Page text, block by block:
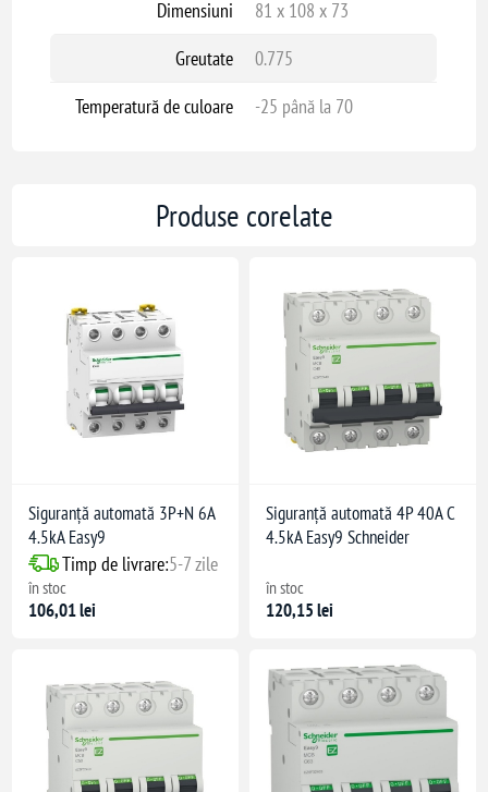
Dimensiuni
81 x 108 x 73
Greutate
0.775
Temperatură de culoare
-25 până la 70
Produse corelate
Siguranță automată 3P+N 6A
4.5kA Easy9
Timp de livrare:5-7 zile
în stoc
106,01 lei
Siguranță automată 4P 40A C
4.5kA Easy9 Schneider
în stoc
120,15 lei